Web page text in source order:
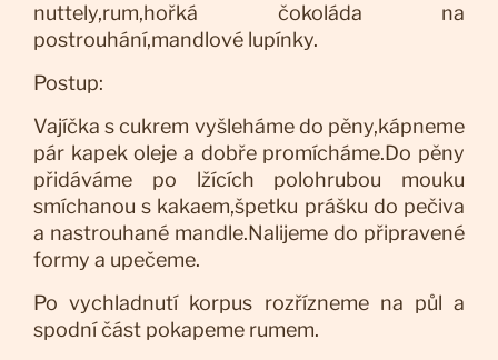
nuttely,rum,hořká čokoláda na
postrouhání,mandlové lupínky.
Postup:
Vajíčka s cukrem vyšleháme do pěny,kápneme
pár kapek oleje a dobře promícháme.Do pěny
přidáváme po lžících polohrubou mouku
smíchanou s kakaem,špetku prášku do pečiva
a nastrouhané mandle.Nalijeme do připravené
formy a upečeme.
Po vychladnutí korpus rozřízneme na půl a
spodní část pokapeme rumem.